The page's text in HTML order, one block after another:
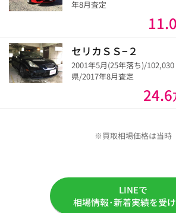
年8月査定
11.0
セリカＳＳ−２
2001年5月(25年落ち)/
県/2017年8月査定
24.6
※買取相場価格は当時
LINEで
相場情報･新着実績を受